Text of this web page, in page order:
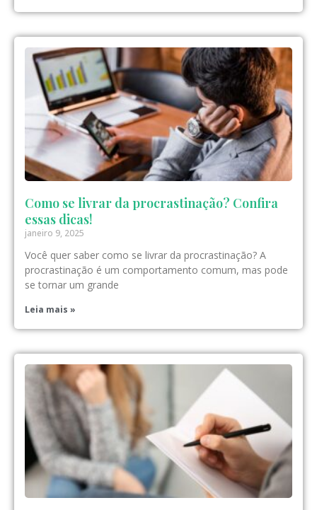
Como se livrar da procrastinação? Confira
essas dicas!
janeiro 9, 2025
Você quer saber como se livrar da procrastinação? A
procrastinação é um comportamento comum, mas pode
se tornar um grande
Leia mais »